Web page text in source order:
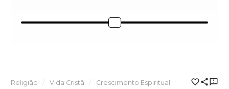
Religião Vida Cristã Crescimento Espiritual